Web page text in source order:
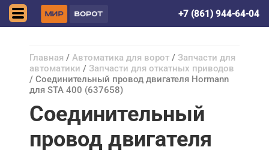
+7 (861) 944-64-04
Главная / Автоматика для ворот / Запчасти для
автоматики / Запчасти для откатных приводов
/ Соединительный провод двигателя Hormann
для STA 400 (637658)
Соединительный
провод двигателя